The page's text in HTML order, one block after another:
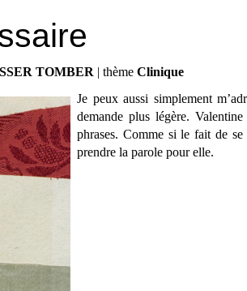
TOMBER | thème Clinique
Je peux aussi simplement
demande plus légère.
phrases. Comme si le fait de
prendre la parole pour elle.